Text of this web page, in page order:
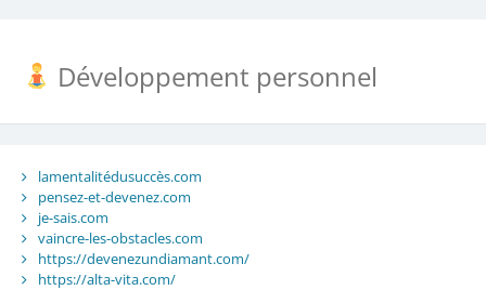
Développement personnel
lamentalitédusuccès.com
pensez-et-devenez.com
je-sais.com
vaincre-les-obstacles.com
https://devenezundiamant.com/
https://alta-vita.com/